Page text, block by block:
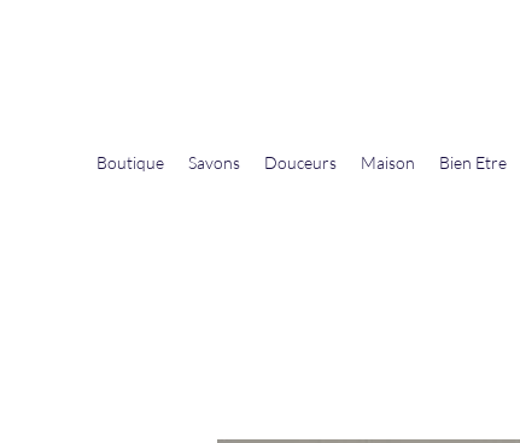
Boutique Savons Douceurs Maison Bien Etre